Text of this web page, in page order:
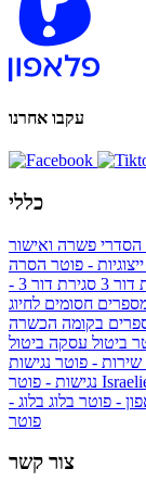
עקבו אחרנו
כללי
הסדרי פשרה ואישור
- פוטר הסרה
3
סגירת דור 3 -
חסומים לחיוג
בקומה הכשרה
ביטול עסקה ביטול
- פוטר נגישות
- פוטר בלוג בלוג -
פוטר
צור קשר